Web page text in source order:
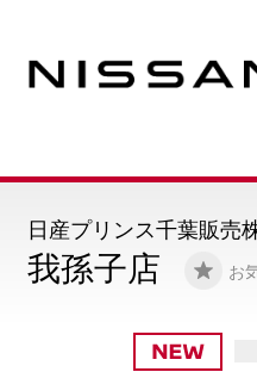
我孫子店 お
日産プリンス千葉販売